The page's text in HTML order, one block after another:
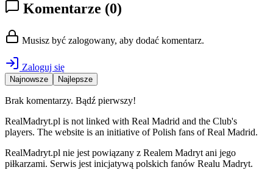
Komentarze (0)
Musisz być zalogowany, aby dodać komentarz.
Zaloguj się
Najnowsze Najlepsze
Brak komentarzy. Bądź pierwszy!
RealMadryt.pl is not linked with Real Madrid and the Club's
players. The website is an initiative of Polish fans of Real Madrid.
RealMadryt.pl nie jest powiązany z Realem Madryt ani jego
piłkarzami. Serwis jest inicjatywą polskich fanów Realu Madryt.